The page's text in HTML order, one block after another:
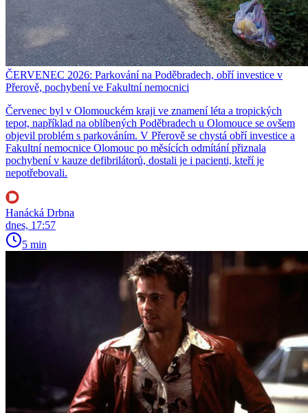
ČERVENEC 2026: Parkování na Poděbradech, obří investice v
Přerově, pochybení ve Fakultní nemocnici
Červenec byl v Olomouckém kraji ve znamení léta a tropických
tepot, například na oblíbených Poděbradech u Olomouce se ovšem
objevil problém s parkováním. V Přerově se chystá obří investice a
Fakultní nemocnice Olomouc po měsících odmítání přiznala
pochybení v kauze defibrilátorů, dostali je i pacienti, kteří je
nepotřebovali.
Hanácká Drbna
dnes, 17:57
5 min